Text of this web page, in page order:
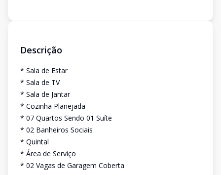
Descrição
* Sala de Estar
* Sala de TV
* Sala de Jantar
* Cozinha Planejada
* 07 Quartos Sendo 01 Suíte
* 02 Banheiros Sociais
* Quintal
* Área de Serviço
* 02 Vagas de Garagem Coberta